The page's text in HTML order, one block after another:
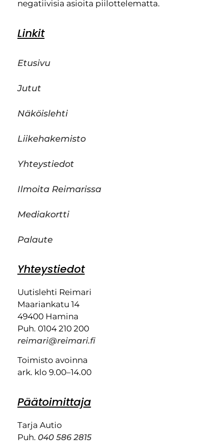
negatiivisia asioita piilottelematta.
Linkit
Etusivu
Jutut
Näköislehti
Liikehakemisto
Yhteystiedot
Ilmoita Reimarissa
Mediakortti
Palaute
Yhteystiedot
Uutislehti Reimari
Maariankatu 14
49400 Hamina
Puh. 0104 210 200
reimari@reimari.fi
Toimisto avoinna
ark. klo 9.00–14.00
Päätoimittaja
Tarja Autio
Puh. 040 586 2815